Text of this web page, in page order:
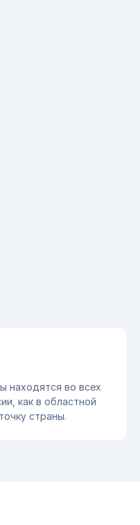
находятся во всех
как в областной
страны.